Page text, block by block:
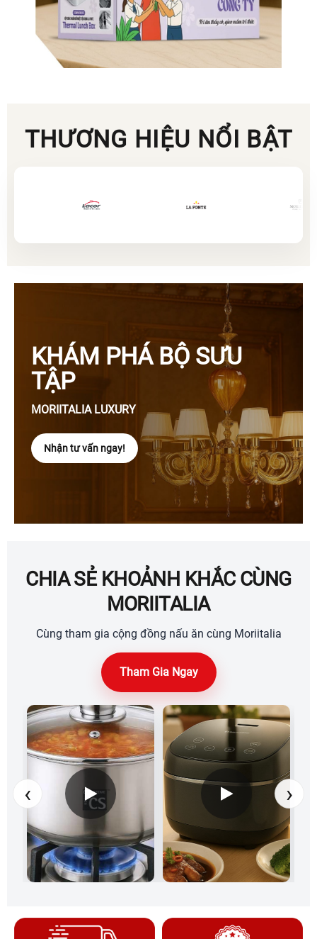
THƯƠNG HIỆU NỔI BẬT
KHÁM PHÁ BỘ SƯU
TẬP
MORIITALIA LUXURY
Nhận tư vấn ngay!
CHIA SẺ KHOẢNH KHẮC CÙNG
MORIITALIA
Cùng tham gia cộng đồng nấu ăn cùng Moriitalia
Tham Gia Ngay
‹ ›